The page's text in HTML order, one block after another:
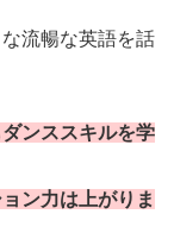
流暢な英語を話
ンススキルを学
ン力は上がりま